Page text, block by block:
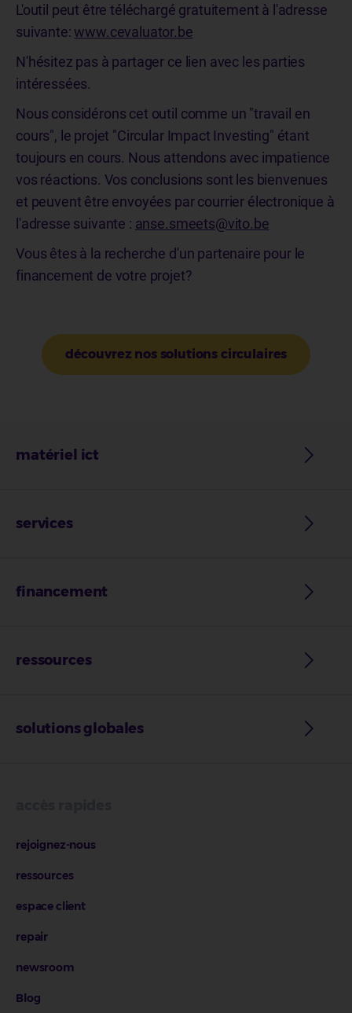
L'outil peut être téléchargé gratuitement à l'adresse
suivante:www.cevaluator.be
N'hésitez pas à partager ce lien avec les parties
intéressées.
Nous considérons cet outil comme un "travail en
cours", le projet "Circular Impact Investing" étant
toujours en cours. Nous attendons avec impatience
vos réactions. Vos conclusions sont les bienvenues
et peuvent être envoyées par courrier électronique à
l'adresse suivante : anse.smeets@vito.be
Vous êtes à la recherche d'un partenaire pour le
financement de votre projet?
découvrez nos solutions circulaires
matériel ict
services
financement
ressources
solutions globales
rejoignez-nous
ressources
espace client
repair
newsroom
Blog